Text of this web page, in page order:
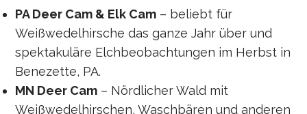
PA Deer Cam & Elk Cam– beliebt für
Weißwedelhirsche das ganze Jahr über und
spektakuläre Elchbeobachtungen im Herbst in
Benezette, PA.
MN Deer Cam– Nördlicher Wald mit
Weißwedelhirschen, Waschbären und anderen